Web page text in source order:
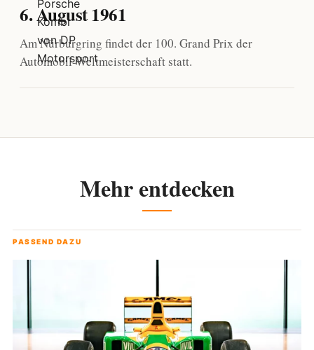
6. August 1961
Am Nürburgring findet der 100. Grand Prix der
Automobil-Weltmeisterschaft statt.
Mehr entdecken
PASSEND DAZU